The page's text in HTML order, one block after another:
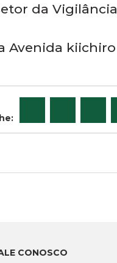
da Vigilância
Avenida kiichiro
CONOSCO